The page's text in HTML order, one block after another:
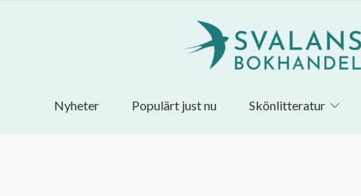
Nyheter Populärt just nu Skönlitteratur